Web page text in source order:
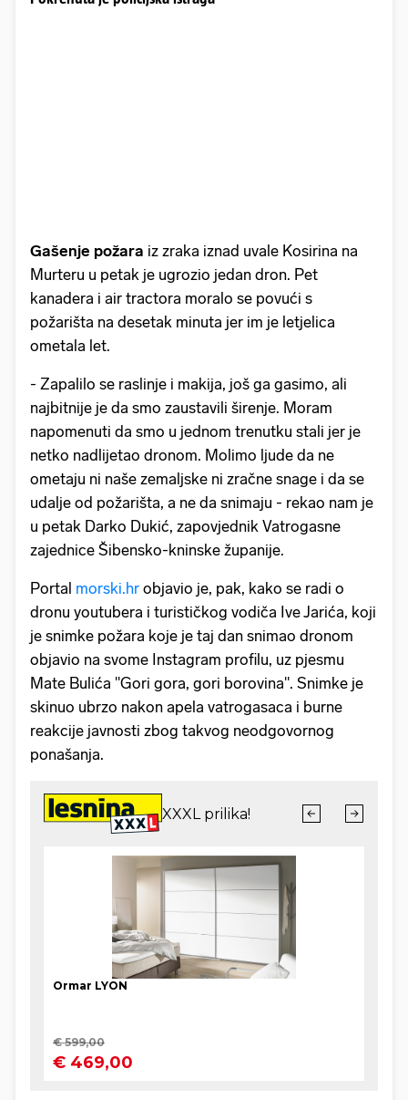
Gašenje požara iz zraka iznad uvale Kosirina na
Murteru u petak je ugrozio jedan dron. Pet
kanadera i air tractora moralo se povući s
požarišta na desetak minuta jer im je letjelica
ometala let.
- Zapalilo se raslinje i makija, još ga gasimo, ali
najbitnije je da smo zaustavili širenje. Moram
napomenuti da smo u jednom trenutku stali jer je
netko nadlijetao dronom. Molimo ljude da ne
ometaju ni naše zemaljske ni zračne snage i da se
udalje od požarišta, a ne da snimaju - rekao nam je
u petak Darko Dukić, zapovjednik Vatrogasne
zajednice Šibensko-kninske županije.
Portal morski.hr objavio je, pak, kako se radi o
dronu youtubera i turističkog vodiča Ive Jarića, koji
je snimke požara koje je taj dan snimao dronom
objavio na svome Instagram profilu, uz pjesmu
Mate Bulića "Gori gora, gori borovina". Snimke je
skinuo ubrzo nakon apela vatrogasaca i burne
reakcije javnosti zbog takvog neodgovornog
ponašanja.